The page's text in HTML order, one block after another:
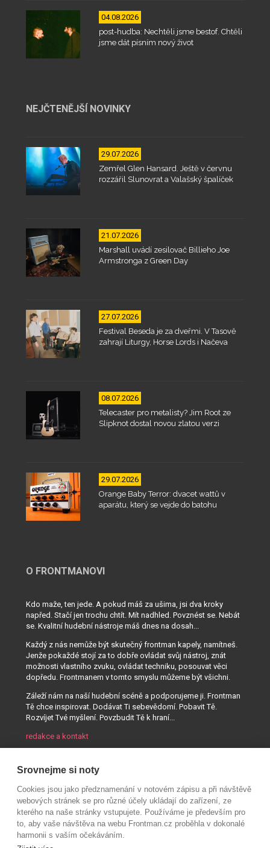
04.08.2026
post-hudba: Nechtěli jsme bestof. Chtěli
jsme dát písním nový život
NEJČTENĚJŠÍ NOVINKY
29.07.2026
Zemřel Glen Hansard. Ještě v červnu
rozzářil Slunovrat a Valašský špalíček
21.07.2026
Marshall uvádí zesilovač Billieho Joe
Armstronga z Green Day
27.07.2026
Festival Beseda je za dveřmi. V Tasově
zahrají Liturgy, Horse Lords i Načeva
08.07.2026
Telecaster pro metalisty? Jim Root ze
Slipknot dostal novou zlatou verzi
29.07.2026
Orange Baby Terror: dvacet wattů v
aparátu, který se vejde do batohu
O FRONTMANOVI
Kdo maže, ten jede. A pokud máš za ušima, jsi dva kroky
napřed. Stačí jen trochu chtít. Mít nadhled. Povznést se. Nebát
se. Kvalitní hudební nástroje máš dnes na dosah...
Každý z nás nemůže být skutečný frontman kapely, namítneš.
Jenže pokaždé stojí za to dobře ovládat svůj nástroj, znát
možnosti vlastního zvuku, ovládat techniku, posouvat věci
dopředu. Frontmanem v tomto smyslu můžeme být všichni.
Záleží nám na naší hudební scéně a podporujeme ji. Frontman
Tě chce inspirovat. Dodávat Ti sebevědomí. Pobavit Tě.
Rozvíjet Tvé myšlení. Povzbudit Tě k hraní...
redakce a kontakt
Srovnejme si noty
Cookies jsou jako předznamenání v notovém zápisu a při návštěvě
webových stránek se pro různé účely ukládají do zařízení, ze
kterého na naše stránky vstupujete. Používáme je především pro
to, aby vaše návštěva na webu Frontman.cz proběhla v dokonalé
harmonii s vaším očekáváním.